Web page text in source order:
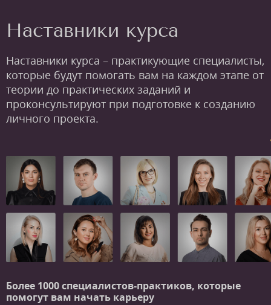
Наставники курса
Наставники курса – практикующие специалисты,
которые будут помогать вам на каждом этапе от
теории до практических заданий и
проконсультируют при подготовке к созданию
личного проекта.
Более 1000 специалистов-практиков, которые
помогут вам начать карьеру